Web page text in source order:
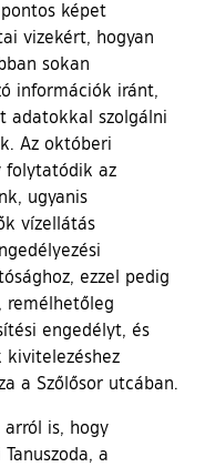
képet
vizekért, hogyan
sokan
információk iránt,
adatokkal szolgálni
Az októberi
folytatódik az
ugyanis
vízellátás
ezzel pedig
remélhetőleg
engedélyt, és
kivitelezéshez
a Szőlősor utcában.
is, hogy
a